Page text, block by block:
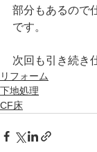
部分もあるので
です。
次回も引き続き
リフォーム
下地処理
CF床